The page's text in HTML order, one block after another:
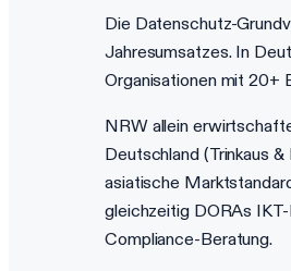
Die Datenschutz-
Jahresumsatzes. In
Organisationen mit 20+
NRW allein
Deutschland (Trinkaus
asiatische
gleichzeitig DORAs
Compliance-Beratung.